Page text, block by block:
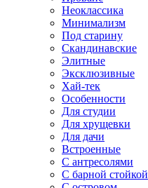
Неоклассика
Минимализм
Под старину
Скандинавские
Элитные
Эксклюзивные
Хай-тек
Особенности
Для студии
Для хрущевки
Для дачи
Встроенные
С антресолями
С барной стойкой